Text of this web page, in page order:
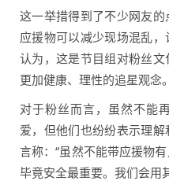
这一举措得到了不少网友
应援物可以减少现场混乱
认为，这是节目组对粉丝
更加健康、理性的追星观念。
对于粉丝而言，虽然不能
爱，但他们也纷纷表示理
言称：“虽然不能带应援物
毕竟安全最重要。我们会用